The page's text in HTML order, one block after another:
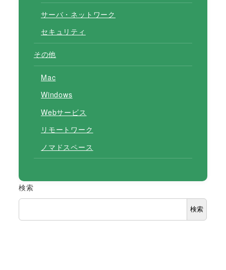
サーバ・ネットワーク
セキュリティ
その他
Mac
Windows
Webサービス
リモートワーク
ノマドスペース
検索
検索